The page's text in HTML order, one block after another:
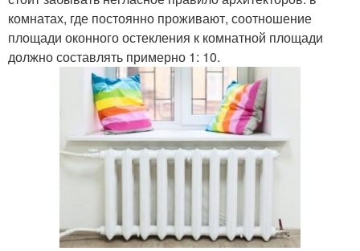
комнатах, где постоянно проживают, соотношение
площади оконного остекления к комнатной площади
должно составлять примерно 1: 10.